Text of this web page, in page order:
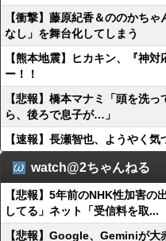
【衝撃】藤原紀香＆ののかち
なし」を舞台化してしまう
【熊本地震】ヒカキン、『神
ー！！
【悲報】橋本マナミ「頭を洗
ら、後ろで息子が…」
【速報】長瀬智也、ようやく
watch@2ちゃんねる
【悲報】5年前のNHK性加害の
してる」ネット「受信料を取...
【悲報】Google、Geminiが大